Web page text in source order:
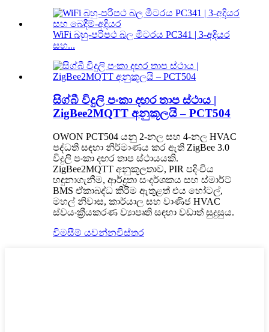
WiFi බහු-පරිපථ බල මීටරය PC341 | 3-අදියර
සහ...
සිග්බී විදුලි පංකා දඟර තාප ස්ථාය |
ZigBee2MQTT අනුකූලයි – PCT504
OWON PCT504 යනු 2-නල සහ 4-නල HVAC
පද්ධති සඳහා නිර්මාණය කර ඇති ZigBee 3.0
විදුලි පංකා දඟර තාප ස්ථායයකි.
ZigBee2MQTT අනුකූලතාව, PIR පදිංචිය
හඳුනාගැනීම, ආර්ද්‍රතා සංදර්ශකය සහ ස්මාර්ට්
BMS ඒකාබද්ධ කිරීම ඇතුළත් එය හෝටල්,
මහල් නිවාස, කාර්යාල සහ වාණිජ HVAC
ස්වයංක්‍රීයකරණ ව්‍යාපෘති සඳහා වඩාත් සුදුසුය.
විමසීම් යවන්නවිස්තර